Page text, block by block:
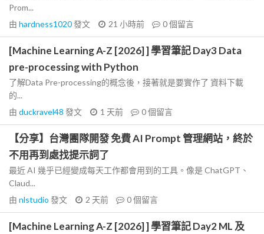
Prom...
由 hardness1020發文 21 小時前 0個留言
[Machine Learning A-Z [2026] ] 學習筆記 Day3 Data
pre-processing with Python
了解Data Pre-processing的概念後，接著就是要實作了 資料下載
的...
由 duckravel48 發文 1 天前 0個留言
【分享】台灣團隊開發 免費 AI Prompt 管理網站，終於
不用再到處找提示詞了
最近 AI 幾乎已經變成每天工作都會用到的工具。像是 ChatGPT、
Claud...
由 nlstudio 發文 2 天前 0個留言
[Machine Learning A-Z [2026] ] 學習筆記 Day2 ML 及